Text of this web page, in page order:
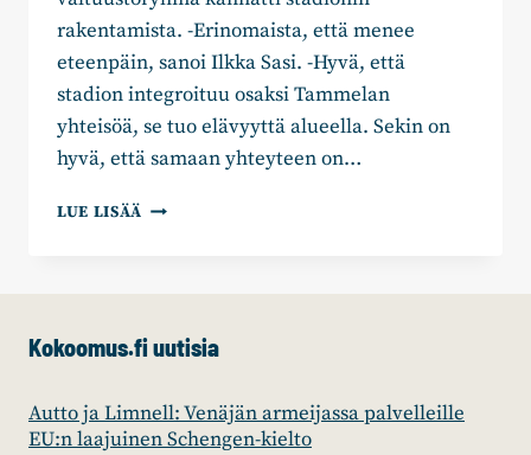
rakentamista. -Erinomaista, että menee
eteenpäin, sanoi Ilkka Sasi. -Hyvä, että
stadion integroituu osaksi Tammelan
yhteisöä, se tuo elävyyttä alueella. Sekin on
hyvä, että samaan yhteyteen on…
LUE LISÄÄ KOKOOMUS
VALTUUSTO
Kokoomus.fi uutisia
Autto ja Limnell: Venäjän armeijassa palvelleille
EU:n laajuinen Schengen-kielto